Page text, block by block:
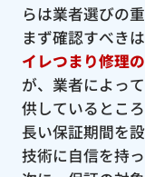
らは業者選びの
まず確認すべき
イレつまり修理
が、業者によっ
供しているところ
長い保証期間を
技術に自信を持